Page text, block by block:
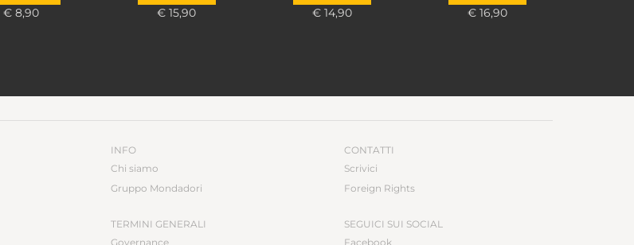
€ 8,90 € 15,90 € 14,90 € 16,90
INFO
Chi siamo
Gruppo Mondadori
TERMINI GENERALI
Governance
CONTATTI
Scrivici
Foreign Rights
SEGUICI SUI SOCIAL
Facebook